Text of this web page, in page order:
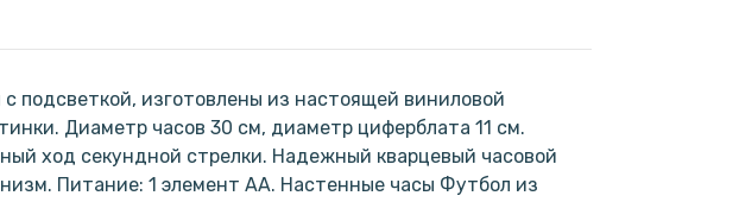
с подсветкой, изготовлены из настоящей виниловой
Диаметр часов 30 см, диаметр циферблата 11 см.
ход секундной стрелки. Надежный кварцевый часовой
Питание: 1 элемент АА. Настенные часы Футбол из